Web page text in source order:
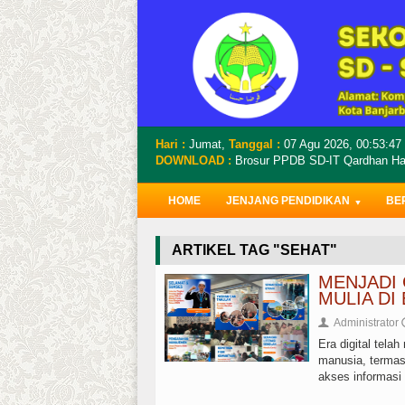
Hari : Jumat, Tanggal : 07 Agu 2026, 00:53:48
DOWNLOAD : Brosur PPDB SD-IT Qardhan
HOME JENJANG PENDIDIKAN
ARTIKEL TAG "SEHAT"
MENJADI
MULIA DI
👤 Administrator
Era digital telah
manusia,
akses informasi